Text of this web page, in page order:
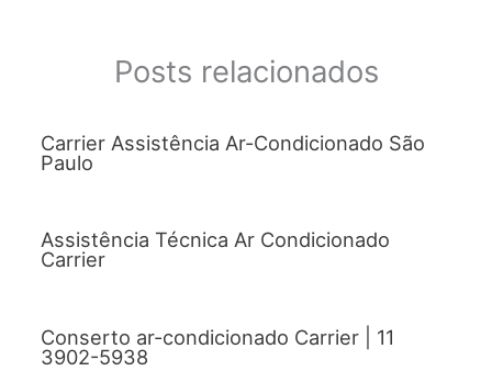
Posts relacionados
Carrier Assistência Ar-Condicionado São
Paulo
Assistência Técnica Ar Condicionado
Carrier
Conserto ar-condicionado Carrier | 11
3902-5938